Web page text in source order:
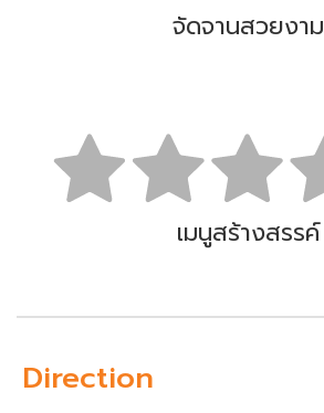
จัดจานสวยงาม
เมนูสร้างสรรค์
Direction